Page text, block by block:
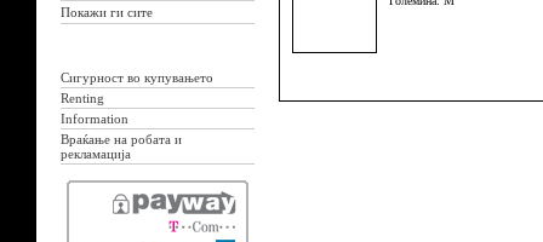
Покажи ги сите
Сигурност во купувањето
Renting
Information
Враќање на робата и
рекламација